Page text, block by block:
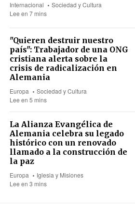
Internacional
Sociedad y Cultura
Lee en 7 mins
"Quieren destruir nuestro
país": Trabajador de una ONG
cristiana alerta sobre la
crisis de radicalización en
Alemania
Europa
Sociedad y Cultura
Lee en 5 mins
La Alianza Evangélica de
Alemania celebra su legado
histórico con un renovado
llamado a la construcción de
la paz
Europa
Iglesia y Misiones
Lee en 3 mins